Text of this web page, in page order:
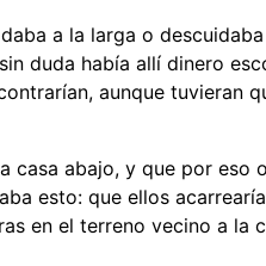
a la larga o
duda había allí dinero
aunque tuvieran
casa abajo, y que por eso
esto: que ellos
en el terreno vecino a la